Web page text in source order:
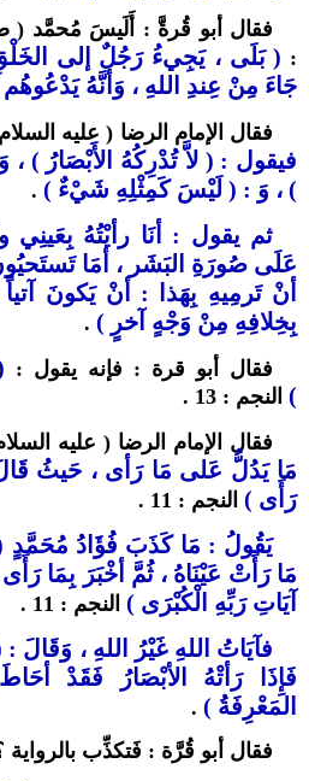
فقال أبو قُرةَّ : أَلَيسَ مُحمَّد (
: ( بَلَى ، يَجِيءُ رَجُلٌ إلى
جَاءَ مِنْ عِندِ اللهِ ، وَأنَّهُ يَدْعُوهُم
فقال الإمام الرضا ( عليه
فيقول : ( لاَّ تُدْرِكُهُ الأَبْصَارُ )
) ، وَ : ( لَيْسَ كَمِثْلِهِ شَيْءٌ ) .
ثم يقول : أنَا رأيْتُهُ
عَلَى صُورَةِ البَشَر ، أمَا
أنْ تَرمِيهِ بِهَذا : أنْ يَكونَ
بِخِلافِهِ مِنْ وَجْهٍ آخرٍ ) .
فقال أبو قرة : فإنه يقول :
) النجم : 13 .
فقال الإمام الرضا ( عليه
مَا يَدُلُّ عَلى مَا رَأى ، حَيثُ
رَأَى ) النجم : 11 .
يَقُولُ : مَا كَذَبَ فُؤَادُ مُحَمَّدٍ
مَا رَأَتْ عَيْنَاهُ ، ثُمَّ أخْبَرَ بِمَا
آيَاتِ رَبِّهِ الْكُبْرَى ) النجم : 11 .
فآيَاتُ اللهِ غَيْرُ اللهِ ، وَقَالَ
فَإِذَا رَأتْهُ الأبْصَارُ فَقَدْ
المَعْرِفَةُ ) .
فقال أبو قُرَّة : فَتكذِّب بالرواية